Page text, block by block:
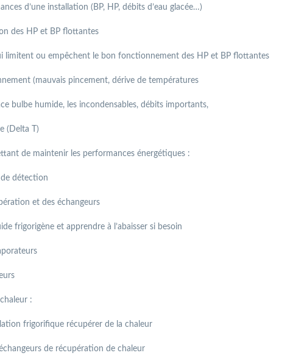
d’une installation (BP, HP, débits d’eau glacée…)
des HP et BP flottantes
limitent ou empêchent le bon fonctionnement des HP et BP flottantes
(mauvais pincement, dérive de températures
bulbe humide, les incondensables, débits importants,
(Delta T)
de maintenir les performances énergétiques :
détection
et des échangeurs
frigorigène et apprendre à l’abaisser si besoin
:
frigorifique récupérer de la chaleur
de récupération de chaleur